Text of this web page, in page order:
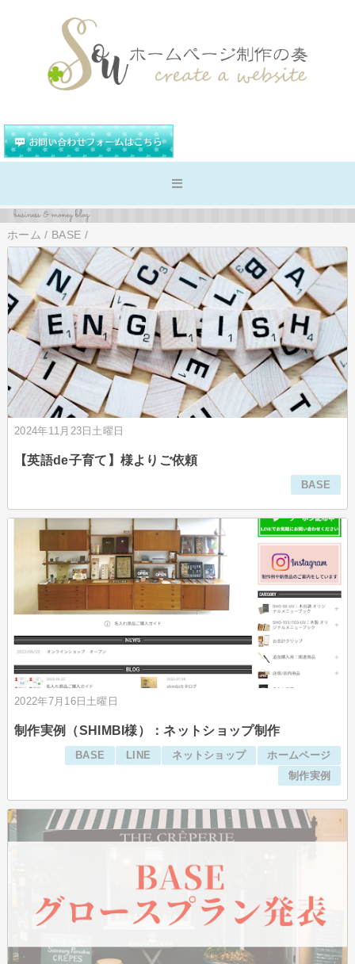
ホーム / BASE /
2024年11月23日土曜日
【英語de子育て】様よりご依頼
BASE
2022年7月16日土曜日
制作実例（SHIMBI様）：ネットショップ制作
BASE LINE ネットショップ
ホームページ
制作実例